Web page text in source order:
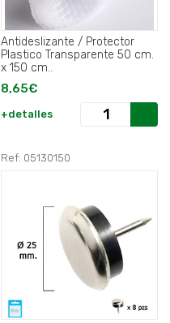
Antideslizante / Protector
Plastico Transparente 50 cm.
x 150 cm..
8,65€
+detalles
Ref: 05130150